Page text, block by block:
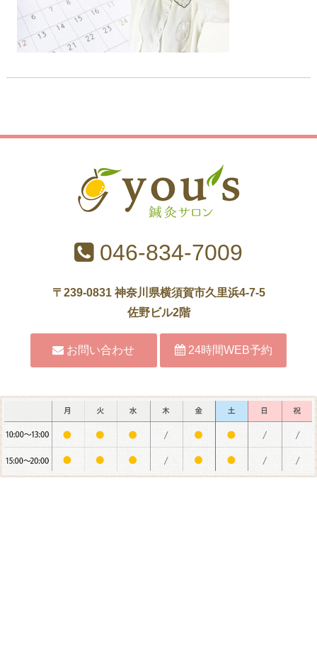
046-834-7009
〒239-0831 神奈川県横須賀市久里浜4-7-5
佐野ビル2階
お問い合わせ 24時間WEB予約